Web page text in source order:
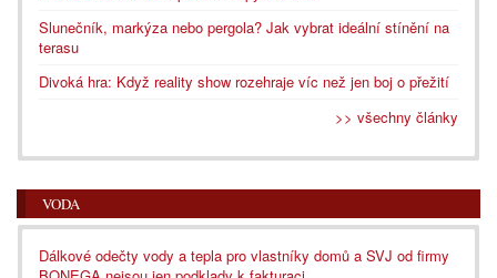
Slunečník, markýza nebo pergola? Jak vybrat ideální stínění na
terasu
Divoká hra: Když reality show rozehraje víc než jen boj o přežití
>> všechny články
VODA
Dálkové odečty vody a tepla pro vlastníky domů a SVJ od firmy